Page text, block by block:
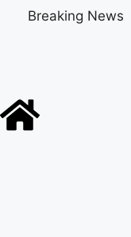
Breaking News